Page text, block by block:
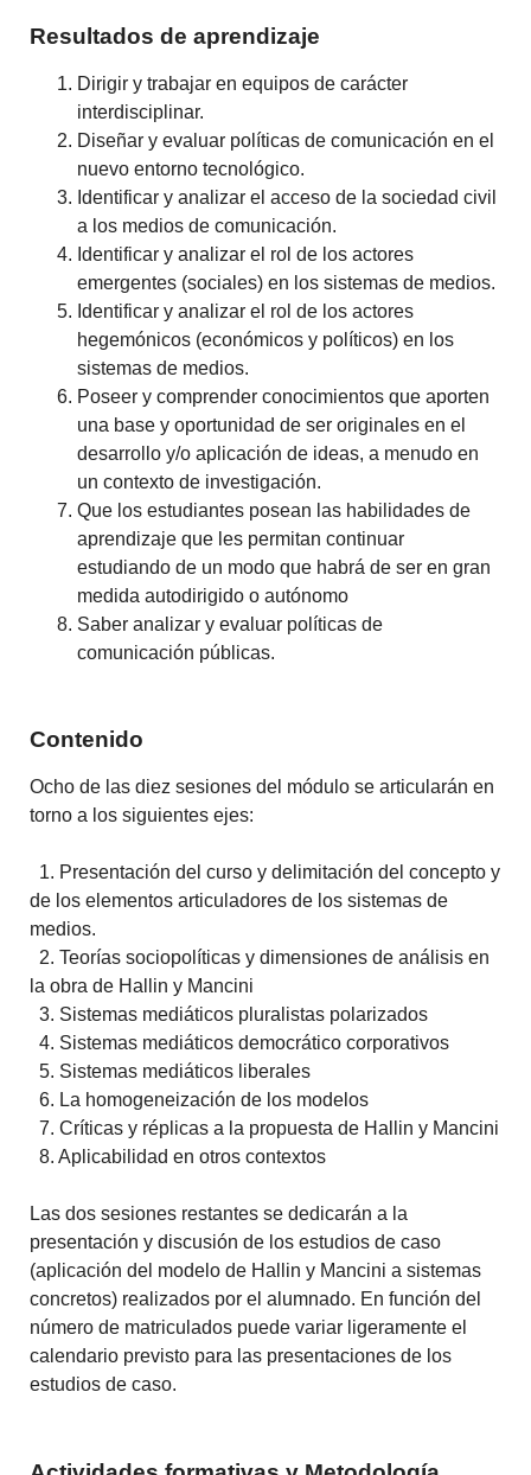
Resultados de aprendizaje
Dirigir y trabajar en equipos de carácter
interdisciplinar.
Diseñar y evaluar políticas de comunicación en el
nuevo entorno tecnológico.
Identificar y analizar el acceso de la sociedad civil
a los medios de comunicación.
Identificar y analizar el rol de los actores
emergentes (sociales) en los sistemas de medios.
Identificar y analizar el rol de los actores
hegemónicos (económicos y políticos) en los
sistemas de medios.
Poseer y comprender conocimientos que aporten
una base y oportunidad de ser originales en el
desarrollo y/o aplicación de ideas, a menudo en
un contexto de investigación.
Que los estudiantes posean las habilidades de
aprendizaje que les permitan continuar
estudiando de un modo que habrá de ser en gran
medida autodirigido o autónomo
Saber analizar y evaluar políticas de
comunicación públicas.
Contenido
Ocho de las diez sesiones del módulo se articularán en
torno a los siguientes ejes:
1. Presentación del curso y delimitación del concepto y
de los elementos articuladores de los sistemas de
medios.
2. Teorías sociopolíticas y dimensiones de análisis en
la obra de Hallin y Mancini
3. Sistemas mediáticos pluralistas polarizados
4. Sistemas mediáticos democrático corporativos
5. Sistemas mediáticos liberales
6. La homogeneización de los modelos
7. Críticas y réplicas a la propuesta de Hallin y Mancini
8. Aplicabilidad en otros contextos
Las dos sesiones restantes se dedicarán a la
presentación y discusión de los estudios de caso
(aplicación del modelo de Hallin y Mancini a sistemas
concretos) realizados por el alumnado. En función del
número de matriculados puede variar ligeramente el
calendario previsto para las presentaciones de los
estudios de caso.